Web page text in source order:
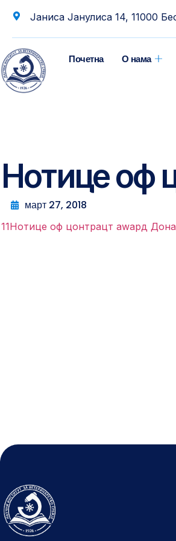
Јаниса Јанулиса 14, 11000
Почетна О нама
Нотице оф
март 27, 2018
11Нотице оф цонтрацт аwард